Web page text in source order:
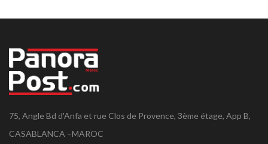
75, Angle Bd d'Anfa et rue Clos de Provence, 3ème étage, App B,
CASABLANCA –MAROC